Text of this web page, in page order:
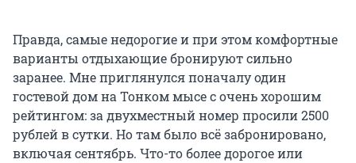
Правда, самые недорогие и при этом комфортные
варианты отдыхающие бронируют сильно
заранее. Мне приглянулся поначалу один
гостевой дом на Тонком мысе с очень хорошим
рейтингом: за двухместный номер просили 2500
рублей в сутки. Но там было всё забронировано,
включая сентябрь. Что-то более дорогое или